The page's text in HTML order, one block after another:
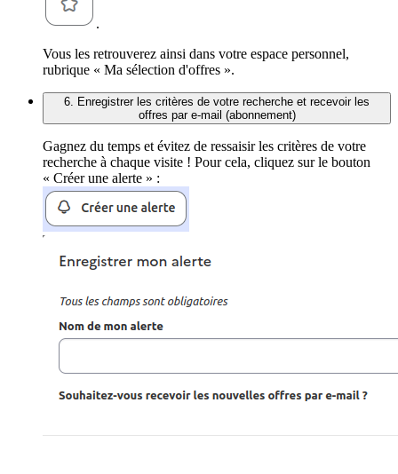
.
Vous les retrouverez ainsi dans votre espace personnel,
rubrique « Ma sélection d'offres ».
6. Enregistrer les critères de votre recherche et recevoir les
offres par e-mail (abonnement)
Gagnez du temps et évitez de ressaisir les critères de votre
recherche à chaque visite ! Pour cela, cliquez sur le bouton
« Créer une alerte » :